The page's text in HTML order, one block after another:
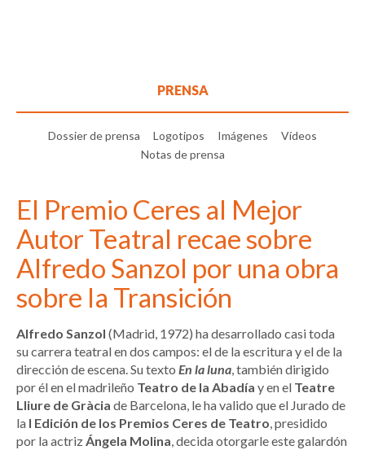
PRENSA
Dossier de prensa Logotipos Imágenes
Vídeos
Notas de prensa
El Premio Ceres al Mejor
Autor Teatral recae sobre
Alfredo Sanzol por una obra
sobre la Transición
Alfredo Sanzol (Madrid, 1972) ha desarrollado casi toda
su carrera teatral en dos campos: el de la escritura y el de la
dirección de escena. Su texto En la luna, también dirigido
por él en el madrileño Teatro de la Abadía y en el Teatre
Lliure de Gràcia de Barcelona, le ha valido que el Jurado de
la I Edición de los Premios Ceres de Teatro, presidido
por la actrizÁngela Molina, decida otorgarle este galardón